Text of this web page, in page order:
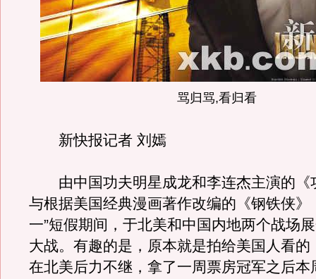
骂归骂,看归看
新快报记者 刘嫣
由中国功夫明星成龙和李连杰主演的《
与根据美国经典漫画著作改编的《钢铁侠》
一”短假期间，于北美和中国内地两个战场
大战。有趣的是，原本就是拍给美国人看的
在北美后力不继，拿了一周票房冠军之后本